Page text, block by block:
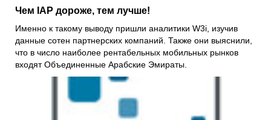
Чем IAP дороже, тем лучше!
Именно к такому выводу пришли аналитики W3i, изучив
данные сотен партнерских компаний. Также они выяснили,
что в число наиболее рентабельных мобильных рынков
входят Объединенные Арабские Эмираты.